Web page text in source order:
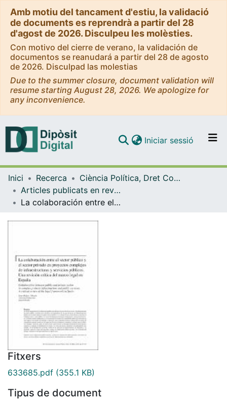
Amb motiu del tancament d'estiu, la validació
de documents es reprendrà a partir del 28
d'agost de 2026. Disculpeu les molèsties.
Con motivo del cierre de verano, la validación de
documentos se reanudará a partir del 28 de agosto
de 2026. Disculpad las molestias
Due to the summer closure, document validation will
resume starting August 28, 2026. We apologize for
any inconvenience.
Navega per tot el DD
Com publicar
Iniciar sessió (current)
Inici Recerca
Ciència Política, Dret Constitucional i Filosofia del Dret
Articles publicats en revistes (Ciència Política, Dret Constitucional i Filosofia del Dret)
La colaboración entre el sector público y el sector privado para la provisión de servicios y obras de interés público en España. Una revisión crítica del marco legal
Fitxers
633685.pdf (355.1 KB)
Tipus de document